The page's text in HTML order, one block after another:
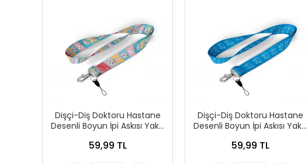
Dişçi-Diş Doktoru Hastane
Desenli Boyun İpi Askısı Yaka
59,99 TL
Dişçi-Diş Doktoru Hastane
Desenli Boyun İpi Askısı Yaka
59,99 TL